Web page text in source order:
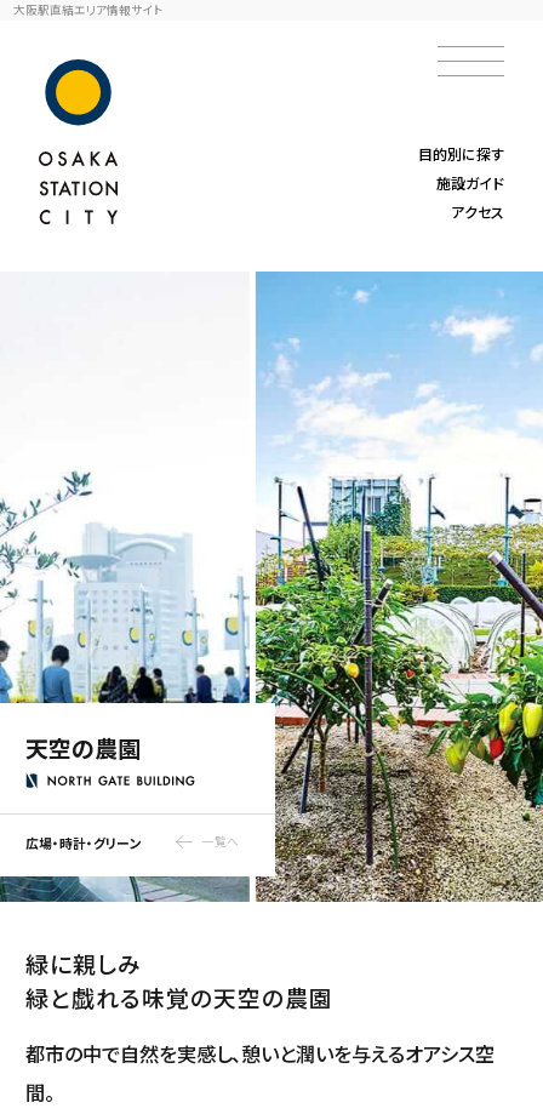
大阪駅直結エリア情報サイト
目的別に探す
施設ガイド
アクセス
天空の農園
広場・時計・グリーン 一覧へ
緑に親しみ
緑と戯れる味覚の天空の農園
都市の中で自然を実感し、憩いと潤いを与えるオアシス空
間。